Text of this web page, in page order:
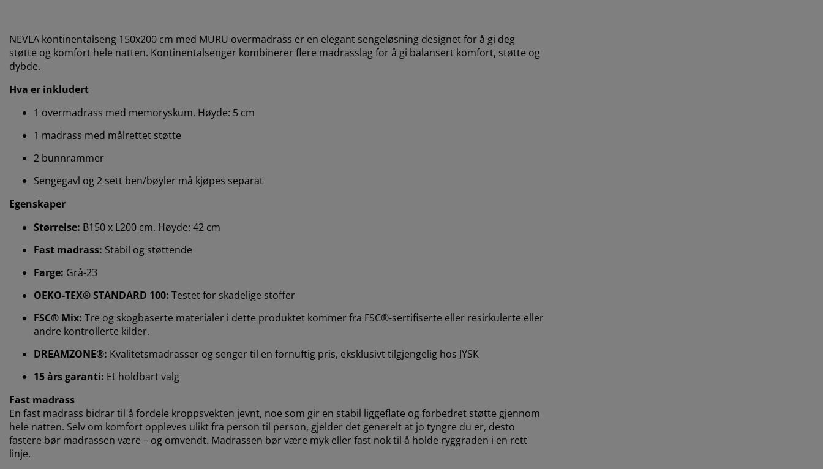
NEVLA kontinentalseng 150x200 cm med MURU overmadrass er en elegant sengeløsning designet for å gi deg
støtte og komfort hele natten. Kontinentalsenger kombinerer flere madrasslag for å gi balansert komfort, støtte og
dybde.
Hva er inkludert
1 overmadrass med memoryskum. Høyde: 5 cm
1 madrass med målrettet støtte
2 bunnrammer
Sengegavl og 2 sett ben/bøyler må kjøpes separat
Egenskaper
Størrelse: B150 x L200 cm. Høyde: 42 cm
Fast madrass: Stabil og støttende
Farge: Grå-23
OEKO-TEX® STANDARD 100: Testet for skadelige stoffer
FSC® Mix: Tre og skogbaserte materialer i dette produktet kommer fra FSC®-sertifiserte eller resirkulerte eller
andre kontrollerte kilder.
DREAMZONE®: Kvalitetsmadrasser og senger til en fornuftig pris, eksklusivt tilgjengelig hos JYSK
15 års garanti: Et holdbart valg
Fast madrass
En fast madrass bidrar til å fordele kroppsvekten jevnt, noe som gir en stabil liggeflate og forbedret støtte gjennom
hele natten. Selv om komfort oppleves ulikt fra person til person, gjelder det generelt at jo tyngre du er, desto
fastere bør madrassen være – og omvendt. Madrassen bør være myk eller fast nok til å holde ryggraden i en rett
linje.